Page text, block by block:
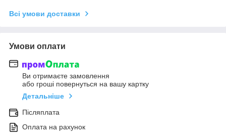
Всі умови доставки
Умови оплати
Ви отримаєте замовлення
або гроші повернуться на вашу картку
Детальніше
Післяплата
Оплата на рахунок